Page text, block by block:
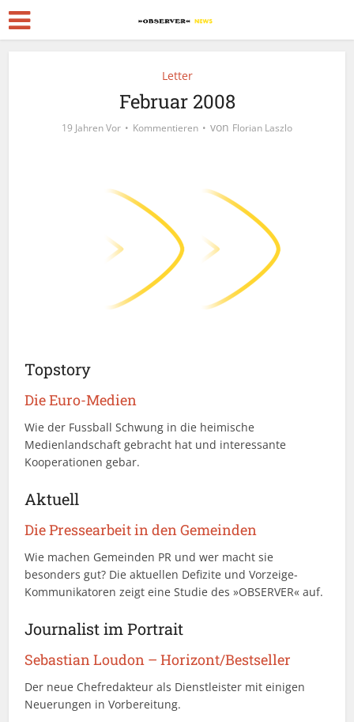
Letter
Februar 2008
19 Jahren Vor Kommentieren von Florian Laszlo
Topstory
Die Euro-Medien
Wie der Fussball Schwung in die heimische
Medienlandschaft gebracht hat und interessante
Kooperationen gebar.
Aktuell
Die Pressearbeit in den Gemeinden
Wie machen Gemeinden PR und wer macht sie
besonders gut? Die aktuellen Defizite und Vorzeige-
Kommunikatoren zeigt eine Studie des »OBSERVER« auf.
Journalist im Portrait
Sebastian Loudon – Horizont/Bestseller
Der neue Chefredakteur als Dienstleister mit einigen
Neuerungen in Vorbereitung.